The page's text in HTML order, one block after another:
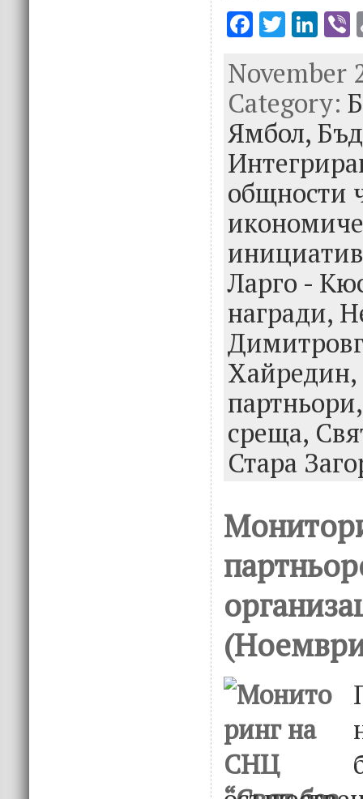
F
e
b
o
o
k
T
it
te
r
Li
k
e
dI
n
November
Category:
Ямбол,
общности
Ларго -
награди,
Хайредин,
среща,
Стара